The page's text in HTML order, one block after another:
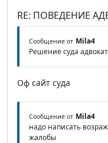
RE: ПОВЕДЕНИЕ
Сообщение от Mila4
Решение суда
Оф сайт суда
Сообщение от Mila4
надо написать
жалобы